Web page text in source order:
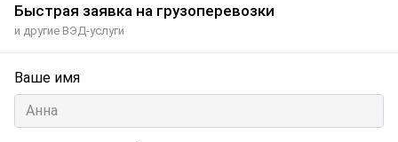
Быстрая заявка на грузоперевозки
и другие ВЭД-услуги
Ваше имя